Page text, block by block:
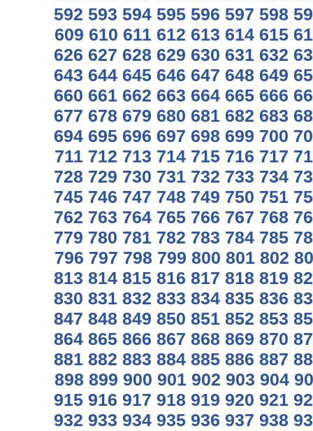
592 593 594 595 596 597 598
609 610 611 612 613 614 615
626 627 628 629 630 631 632
643 644 645 646 647 648 649
660 661 662 663 664 665 666
677 678 679 680 681 682 683
694 695 696 697 698 699 700
711 712 713 714 715 716 717
728 729 730 731 732 733 734
745 746 747 748 749 750 751
762 763 764 765 766 767 768
779 780 781 782 783 784 785
796 797 798 799 800 801 802
813 814 815 816 817 818 819
830 831 832 833 834 835 836
847 848 849 850 851 852 853
864 865 866 867 868 869 870
881 882 883 884 885 886 887
898 899 900 901 902 903 904
915 916 917 918 919 920 921
932 933 934 935 936 937 938